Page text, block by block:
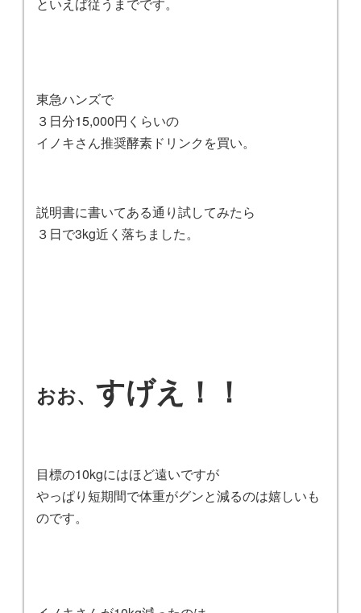
東急ハンズで
３日分15,000円くらいの
イノキさん推奨酵素ドリンクを買い。
説明書に書いてある通り試してみたら
３日で3kg近く落ちました。
おお、 すげえ！！
目標の10kgにはほど遠いですが
やっぱり短期間で体重がグンと減るのは嬉しいも
のです。